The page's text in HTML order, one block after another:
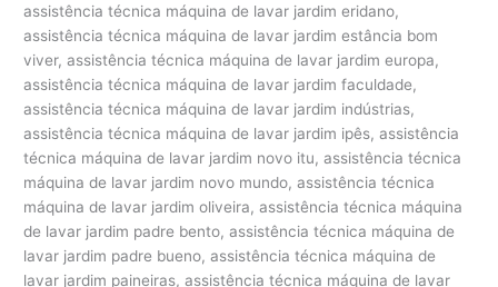
assistência técnica máquina de lavar jardim eridano,
assistência técnica máquina de lavar jardim estância bom
viver, assistência técnica máquina de lavar jardim europa,
assistência técnica máquina de lavar jardim faculdade,
assistência técnica máquina de lavar jardim indústrias,
assistência técnica máquina de lavar jardim ipês, assistência
técnica máquina de lavar jardim novo itu, assistência técnica
máquina de lavar jardim novo mundo, assistência técnica
máquina de lavar jardim oliveira, assistência técnica máquina
de lavar jardim padre bento, assistência técnica máquina de
lavar jardim padre bueno, assistência técnica máquina de
lavar jardim paineiras, assistência técnica máquina de lavar